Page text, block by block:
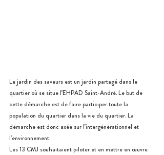
Le jardin des saveurs est un jardin partagé dans le
quartier où se situe l’EHPAD Saint-André. Le but de
cette démarche est de faire participer toute la
population du quartier dans la vie du quartier. La
démarche est donc axée sur l’intergénérationnel et
l’environnement.
Les 13 CMJ souhaitaient piloter et en mettre en œuvre